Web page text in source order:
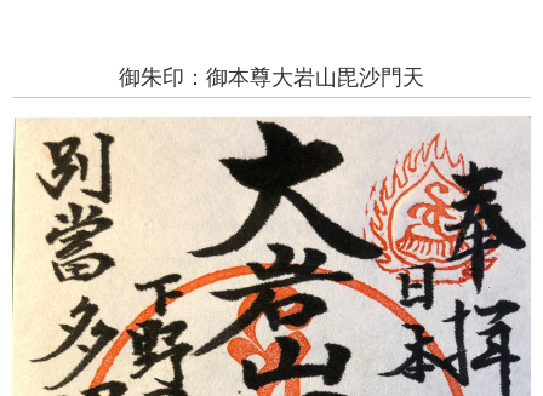
御朱印：御本尊大岩山毘沙門天